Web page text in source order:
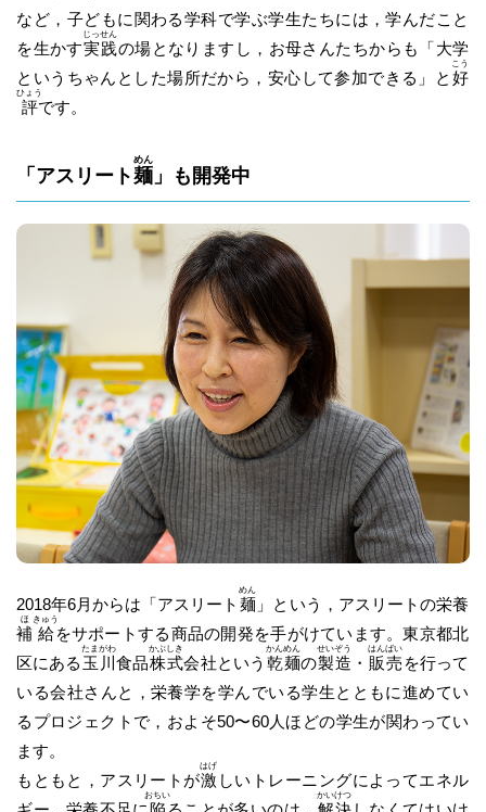
など，子どもに関わる学科で学ぶ学生たちには，学んだこと
を生かす実
じっ
践
せん
の場となりますし，お母さんたちからも「大学
というちゃんとした場所だから，安心して参加できる」と 好
こう
評
ひょう
です。
「アスリート麺
めん
」も開発中
2018年6月からは「アスリート 麺
めん
」という，アスリートの栄養
補
ほ
給
きゅう
をサポートする商品の開発を手がけています。東京都北
区にある 玉
たま
川
がわ
食品株
かぶ
式
しき
会社という 乾
かん
麺
めん
の製
せい
造
ぞう
・ 販
はん
売
ばい
を行って
いる会社さんと，栄養学を学んでいる学生とともに進めてい
るプロジェクトで，およそ50〜60人ほどの学生が関わってい
ます。
もともと，アスリートが激
はげ
しいトレーニングによってエネル
おちい かいけつ